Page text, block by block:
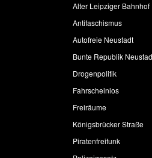
Alter Leipziger Bahnhof
Antifaschismus
Autofreie Neustadt
Bunte Republik
Drogenpolitik
Fahrscheinlos
Freiräume
Königsbrücker Straße
Piratenfreifunk